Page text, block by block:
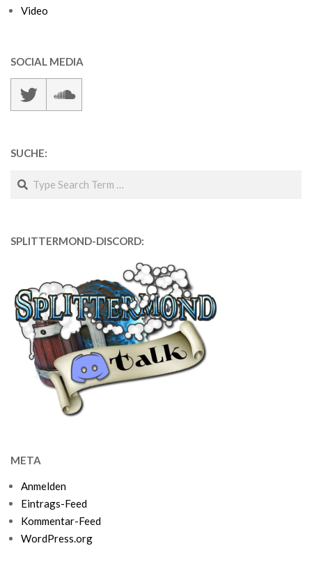
Video
SOCIAL MEDIA
SUCHE:
SPLITTERMOND-DISCORD:
META
Anmelden
Eintrags-Feed
Kommentar-Feed
WordPress.org